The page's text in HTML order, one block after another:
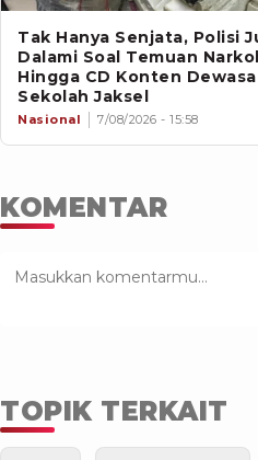
Tak Hanya Senjata, Polisi
Dalami Soal Temuan
Hingga CD Konten
Sekolah Jaksel
Nasional 7/08/2026 - 15:58
KOMENTAR
TOPIK TERKAIT